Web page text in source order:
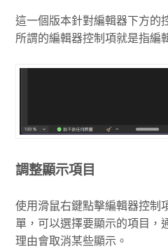
這一個版本針對編輯器下方的
所謂的編輯器控制項就是指編
調整顯示項目
使用滑鼠右鍵點擊編輯器控制
單，可以選擇要顯示的項目，
理由會取消某些顯示。